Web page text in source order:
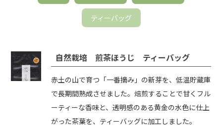
ティーバッグ
自然栽培 煎茶ほうじ ティーバッグ
赤土の山で育つ「一番摘み」の新芽を、低温貯蔵庫
で長期間熟成させました。焙煎することで甘くフル
ーティーな香味と、透明感のある黄金の水色に仕上
がった茶葉を、ティーバッグに加工しました。